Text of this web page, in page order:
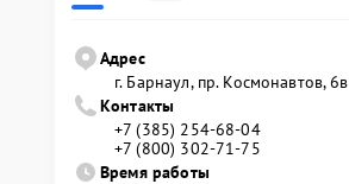
Адрес
г. Барнаул, ​пр. Космонавтов, 6в
Контакты
+7 (385) 254-68-04
+7 (800) 302-71-75
Время работы